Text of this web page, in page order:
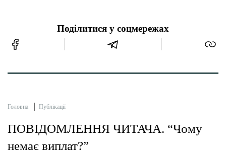
Поділитися у соцмережах
Головна Публікації
ПОВІДОМЛЕННЯ ЧИТАЧА. “Чому
немає виплат?”